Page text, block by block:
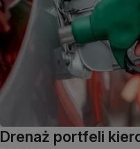
Drenaż portfeli